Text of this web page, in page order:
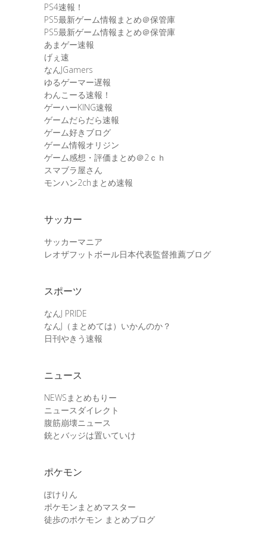
PS4速報！
PS5最新ゲーム情報まとめ＠保管庫
PS5最新ゲーム情報まとめ＠保管庫
あまゲー速報
げぇ速
なんJGamers
ゆるゲーマー遅報
わんこーる速報！
ゲーハーKING速報
ゲームだらだら速報
ゲーム好きブログ
ゲーム情報オリジン
ゲーム感想・評価まとめ＠2ｃｈ
スマブラ屋さん
モンハン2chまとめ速報
サッカー
サッカーマニア
レオザフットボール日本代表監督推薦ブログ
スポーツ
なんJ PRIDE
なんJ（まとめては）いかんのか？
日刊やきう速報
ニュース
NEWSまとめもりー
ニュースダイレクト
腹筋崩壊ニュース
銃とバッジは置いていけ
ポケモン
ぽけりん
ポケモンまとめマスター
徒歩のポケモン まとめブログ